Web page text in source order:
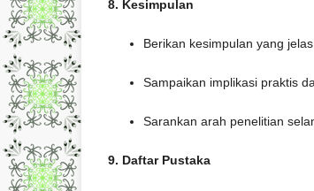
8. Kesimpulan
Berikan kesimpulan yang
Sampaikan implikasi praktis
Sarankan arah penelitian
9. Daftar Pustaka